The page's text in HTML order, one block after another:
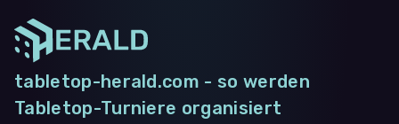
tabletop-herald.com - so werden
Tabletop-Turniere organisiert